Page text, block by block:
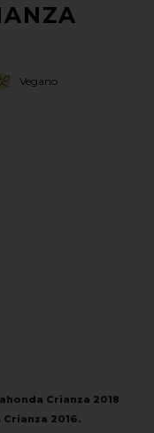
Vegano
Crianza 2018
2016.